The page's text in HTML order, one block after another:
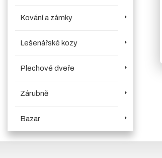
Kování a zámky
Lešenářské kozy
Plechové dveře
Zárubně
Bazar